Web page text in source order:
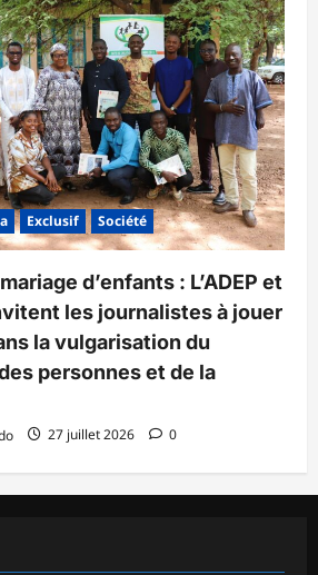
Exclusif Société
d’enfants : L’ADEP et
les journalistes à jouer
la vulgarisation du
personnes et de la
27 juillet 2026 0